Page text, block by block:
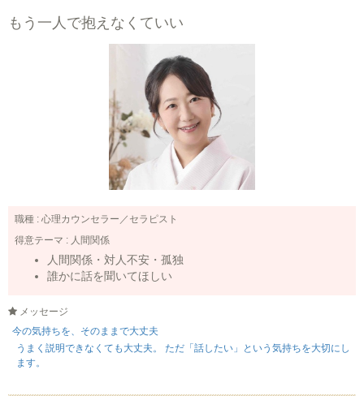
もう一人で抱えなくていい
職種 : 心理カウンセラー／セラピスト
得意テーマ : 人間関係
人間関係・対人不安・孤独
誰かに話を聞いてほしい
メッセージ
今の気持ちを、そのままで大丈夫
うまく説明できなくても大丈夫。 ただ「話したい」という気持ちを大切にし
ます。